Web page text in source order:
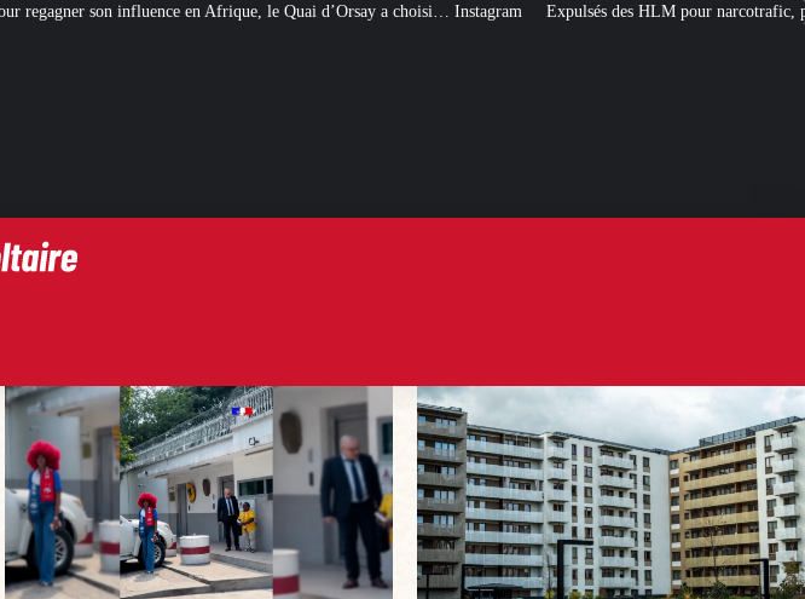
Afrique, le Quai d’Orsay a choisi… Instagram Expulsés des HLM pour narcotrafic, peuvent-ils obtenir un